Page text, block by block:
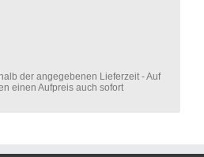
der angegebenen Lieferzeit - Auf
einen Aufpreis auch sofort